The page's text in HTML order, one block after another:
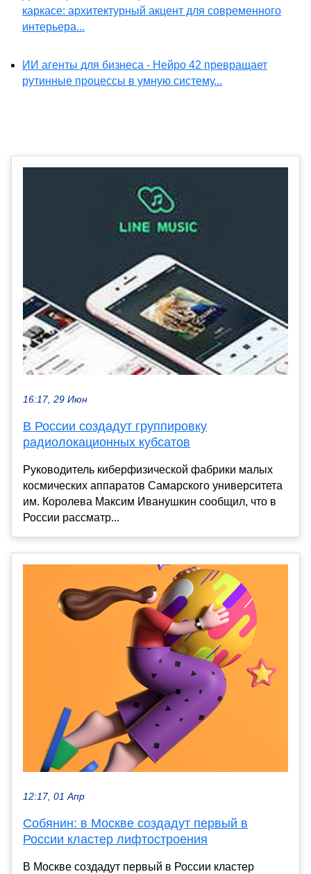
каркасе: архитектурный акцент для современного
интерьера...
ИИ агенты для бизнеса - Нейро 42 превращает
рутинные процессы в умную систему...
16:17, 29 Июн
В России создадут группировку
радиолокационных кубсатов
Руководитель киберфизической фабрики малых
космических аппаратов Самарского университета
им. Королева Максим Иванушкин сообщил, что в
России рассматр...
12:17, 01 Апр
Собянин: в Москве создадут первый в
России кластер лифтостроения
В Москве создадут первый в России кластер